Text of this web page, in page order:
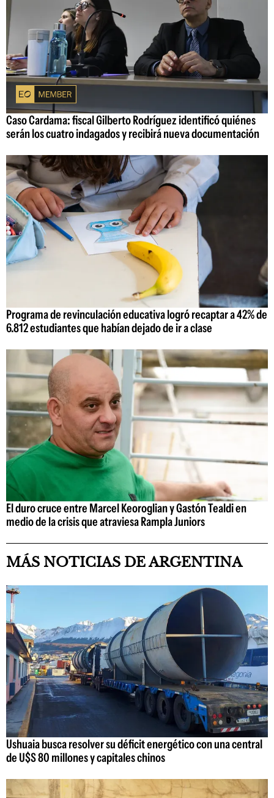
Caso Cardama: fiscal Gilberto Rodríguez identificó quiénes
serán los cuatro indagados y recibirá nueva documentación
Programa de revinculación educativa logró recaptar a 42% de
6.812 estudiantes que habían dejado de ir a clase
El duro cruce entre Marcel Keoroglian y Gastón Tealdi en
medio de la crisis que atraviesa Rampla Juniors
MÁS NOTICIAS DE ARGENTINA
Ushuaia busca resolver su déficit energético con una central
de U$S 80 millones y capitales chinos